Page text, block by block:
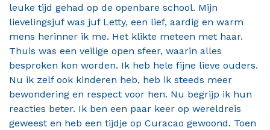
leuke tijd gehad op de openbare school. Mijn
lievelingsjuf was juf Letty, een lief, aardig en warm
mens herinner ik me. Het klikte meteen met haar.
Thuis was een veilige open sfeer, waarin alles
besproken kon worden. Ik heb hele fijne lieve ouders.
Nu ik zelf ook kinderen heb, heb ik steeds meer
bewondering en respect voor hen. Nu begrijp ik hun
reacties beter. Ik ben een paar keer op wereldreis
geweest en heb een tijdje op Curacao gewoond. Toen